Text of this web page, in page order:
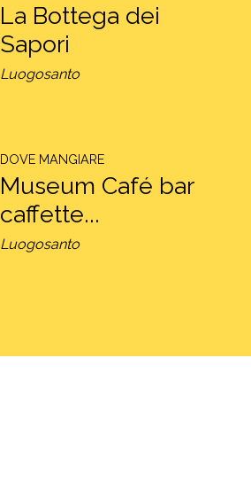
La Bottega dei
Sapori
Luogosanto
DOVE MANGIARE
Museum Café bar
caffette...
Luogosanto